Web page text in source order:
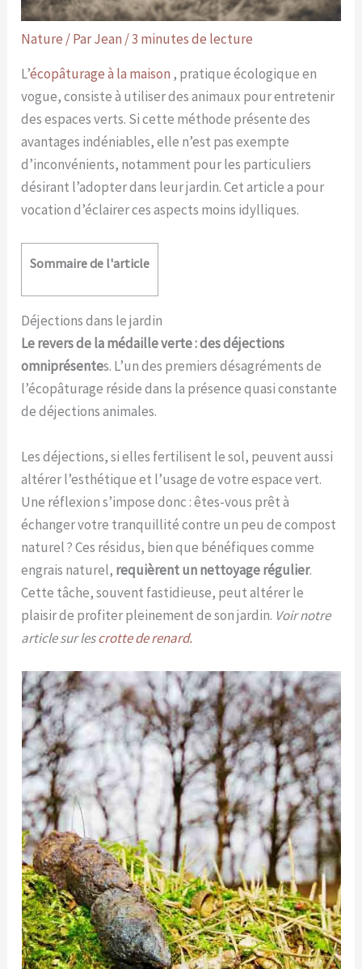
Nature / ParJean /3 minutes de lecture
L’écopâturage à la maison , pratique écologique en
vogue, consiste à utiliser des animaux pour entretenir
des espaces verts. Si cette méthode présente des
avantages indéniables, elle n’est pas exempte
d’inconvénients, notamment pour les particuliers
désirant l’adopter dans leur jardin. Cet article a pour
vocation d’éclairer ces aspects moins idylliques.
Sommaire de l'article
Déjections dans le jardin
Le revers de la médaille verte : des déjections
omniprésentes. L’un des premiers désagréments de
l’écopâturage réside dans la présence quasi constante
de déjections animales.
Les déjections, si elles fertilisent le sol, peuvent aussi
altérer l’esthétique et l’usage de votre espace vert.
Une réflexion s’impose donc : êtes-vous prêt à
échanger votre tranquillité contre un peu de compost
naturel ? Ces résidus, bien que bénéfiques comme
engrais naturel, requièrent un nettoyage régulier.
Cette tâche, souvent fastidieuse, peut altérer le
plaisir de profiter pleinement de son jardin. Voir notre
article sur lescrotte de renard.